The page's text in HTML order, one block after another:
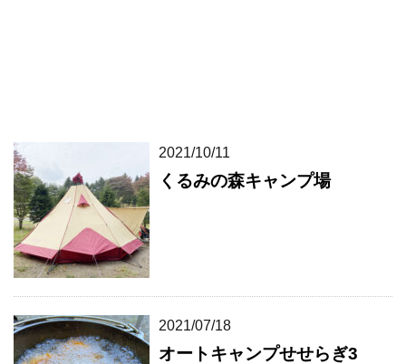
2021/10/11
くるみの森キャンプ場
2021/07/18
オートキャンプせせらぎ3